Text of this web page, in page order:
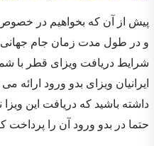
پیش از آن که بخواهیم در
و در طول مدت زمان جام
شرایط دریافت ویزای قطر با
ایرانیان ویزای بدو ورود ارائه
حتما در بدو ورود آن را پرداخت